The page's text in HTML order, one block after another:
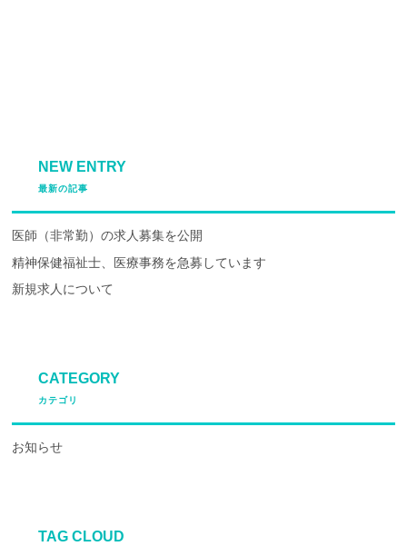
NEW ENTRY
最新の記事
医師（非常勤）の求人募集を公開
精神保健福祉士、医療事務を急募しています
新規求人について
CATEGORY
カテゴリ
お知らせ
TAG CLOUD